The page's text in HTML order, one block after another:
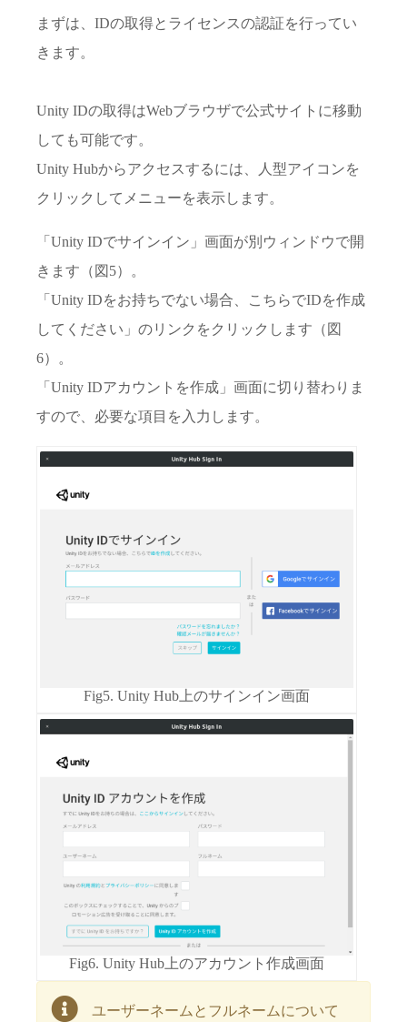
まずは、IDの取得とライセンスの認証を行ってい
きます。
Unity IDの取得はWebブラウザで公式サイトに移動
しても可能です。
Unity Hubからアクセスするには、人型アイコンを
クリックしてメニューを表示します。
「Unity IDでサインイン」画面が別ウィンドウで開
きます（図5）。
「Unity IDをお持ちでない場合、こちらでIDを作成
してください」のリンクをクリックします（図
6）。
「Unity IDアカウントを作成」画面に切り替わりま
すので、必要な項目を入力します。
Fig5. Unity Hub上のサインイン画面
Fig6. Unity Hub上のアカウント作成画面
ユーザーネームとフルネームについて